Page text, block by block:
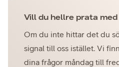
Vill du hellre prata med
Om du inte hittar det du
signal till oss istället. Vi
dina frågor måndag till